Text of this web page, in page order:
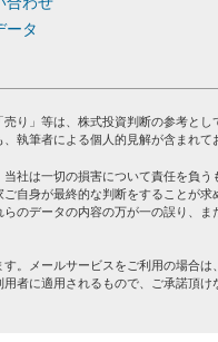
ータ
り」等は、株式投資判断の参考と
執筆者による個人的見解が含まれ
社は一切の損害について責任を負
自身が最終的な判断をすることが
のデータの内容の万が一の誤り、
。メールサービスをご利用の場合は、
者に適用されるもので、ご承諾頂け